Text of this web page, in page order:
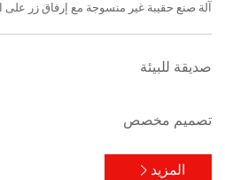
آلة صنع حقيبة غير منسوجة مع إرفاق زر
صديقة للبيئة
تصميم مخصص
المزيد 